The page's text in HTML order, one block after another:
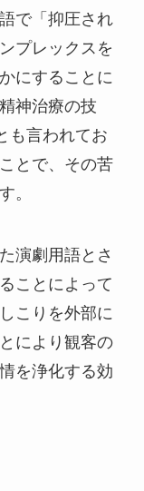
で「抑圧され
プレックスを
にすることに
神治療の技
も言われてお
とで、その苦
。
演劇用語とさ
ことによって
こりを外部に
により観客の
を浄化する効